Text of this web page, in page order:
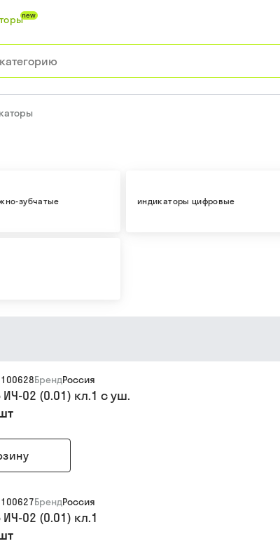
new
зубчатые индикаторы цифровые
БрендРоссия
02 (0.01) кл.1 с уш.
БрендРоссия
02 (0.01) кл.1